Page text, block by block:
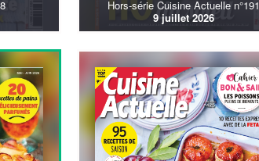
Hors-série Cuisine Actuelle n°191
9 juillet 2026